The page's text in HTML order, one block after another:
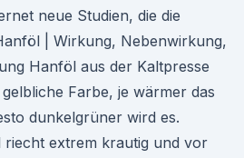
neue Studien, die die
| Wirkung, Nebenwirkung,
Hanföl aus der Kaltpresse
Farbe, je wärmer das
dunkelgrüner wird es.
extrem krautig und vor